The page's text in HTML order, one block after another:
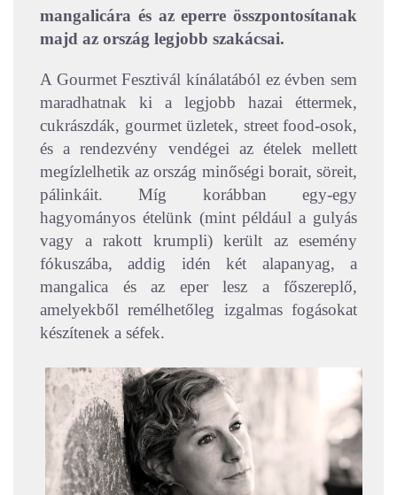
mangalicára és az eperre összpontosítanak
majd az ország legjobb szakácsai.
A Gourmet Fesztivál kínálatából ez évben sem
maradhatnak ki a legjobb hazai éttermek,
cukrászdák, gourmet üzletek, street food-osok,
és a rendezvény vendégei az ételek mellett
megízlelhetik az ország minőségi borait, söreit,
pálinkáit. Míg korábban egy-egy
hagyományos ételünk (mint például a gulyás
vagy a rakott krumpli) került az esemény
fókuszába, addig idén két alapanyag, a
mangalica és az eper lesz a főszereplő,
amelyekből remélhetőleg izgalmas fogásokat
készítenek a séfek.